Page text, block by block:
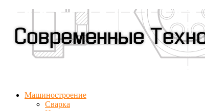
Машиностроение
Сварка